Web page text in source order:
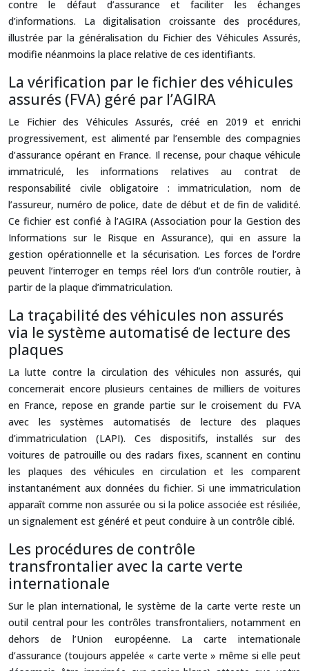
contre le défaut d’assurance et faciliter les échanges
d’informations. La digitalisation croissante des procédures,
illustrée par la généralisation du Fichier des Véhicules Assurés,
modifie néanmoins la place relative de ces identifiants.
La vérification par le fichier des véhicules
assurés (FVA) géré par l’AGIRA
Le Fichier des Véhicules Assurés, créé en 2019 et enrichi
progressivement, est alimenté par l’ensemble des compagnies
d’assurance opérant en France. Il recense, pour chaque véhicule
immatriculé, les informations relatives au contrat de
responsabilité civile obligatoire : immatriculation, nom de
l’assureur, numéro de police, date de début et de fin de validité.
Ce fichier est confié à l’AGIRA (Association pour la Gestion des
Informations sur le Risque en Assurance), qui en assure la
gestion opérationnelle et la sécurisation. Les forces de l’ordre
peuvent l’interroger en temps réel lors d’un contrôle routier, à
partir de la plaque d’immatriculation.
La traçabilité des véhicules non assurés
via le système automatisé de lecture des
plaques
La lutte contre la circulation des véhicules non assurés, qui
concernerait encore plusieurs centaines de milliers de voitures
en France, repose en grande partie sur le croisement du FVA
avec les systèmes automatisés de lecture des plaques
d’immatriculation (LAPI). Ces dispositifs, installés sur des
voitures de patrouille ou des radars fixes, scannent en continu
les plaques des véhicules en circulation et les comparent
instantanément aux données du fichier. Si une immatriculation
apparaît comme non assurée ou si la police associée est résiliée,
un signalement est généré et peut conduire à un contrôle ciblé.
Les procédures de contrôle
transfrontalier avec la carte verte
internationale
Sur le plan international, le système de la carte verte reste un
outil central pour les contrôles transfrontaliers, notamment en
dehors de l’Union européenne. La carte internationale
d’assurance (toujours appelée « carte verte » même si elle peut